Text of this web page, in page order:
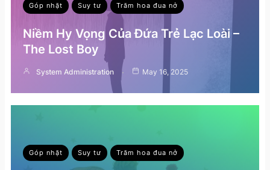
Góp nhặt Suy tư Trăm hoa đua nở
Niềm Hy Vọng Của Đứa Trẻ Lạc Loài –
The Lost Boy
System Administration May 16, 2025
Góp nhặt Suy tư Trăm hoa đua nở